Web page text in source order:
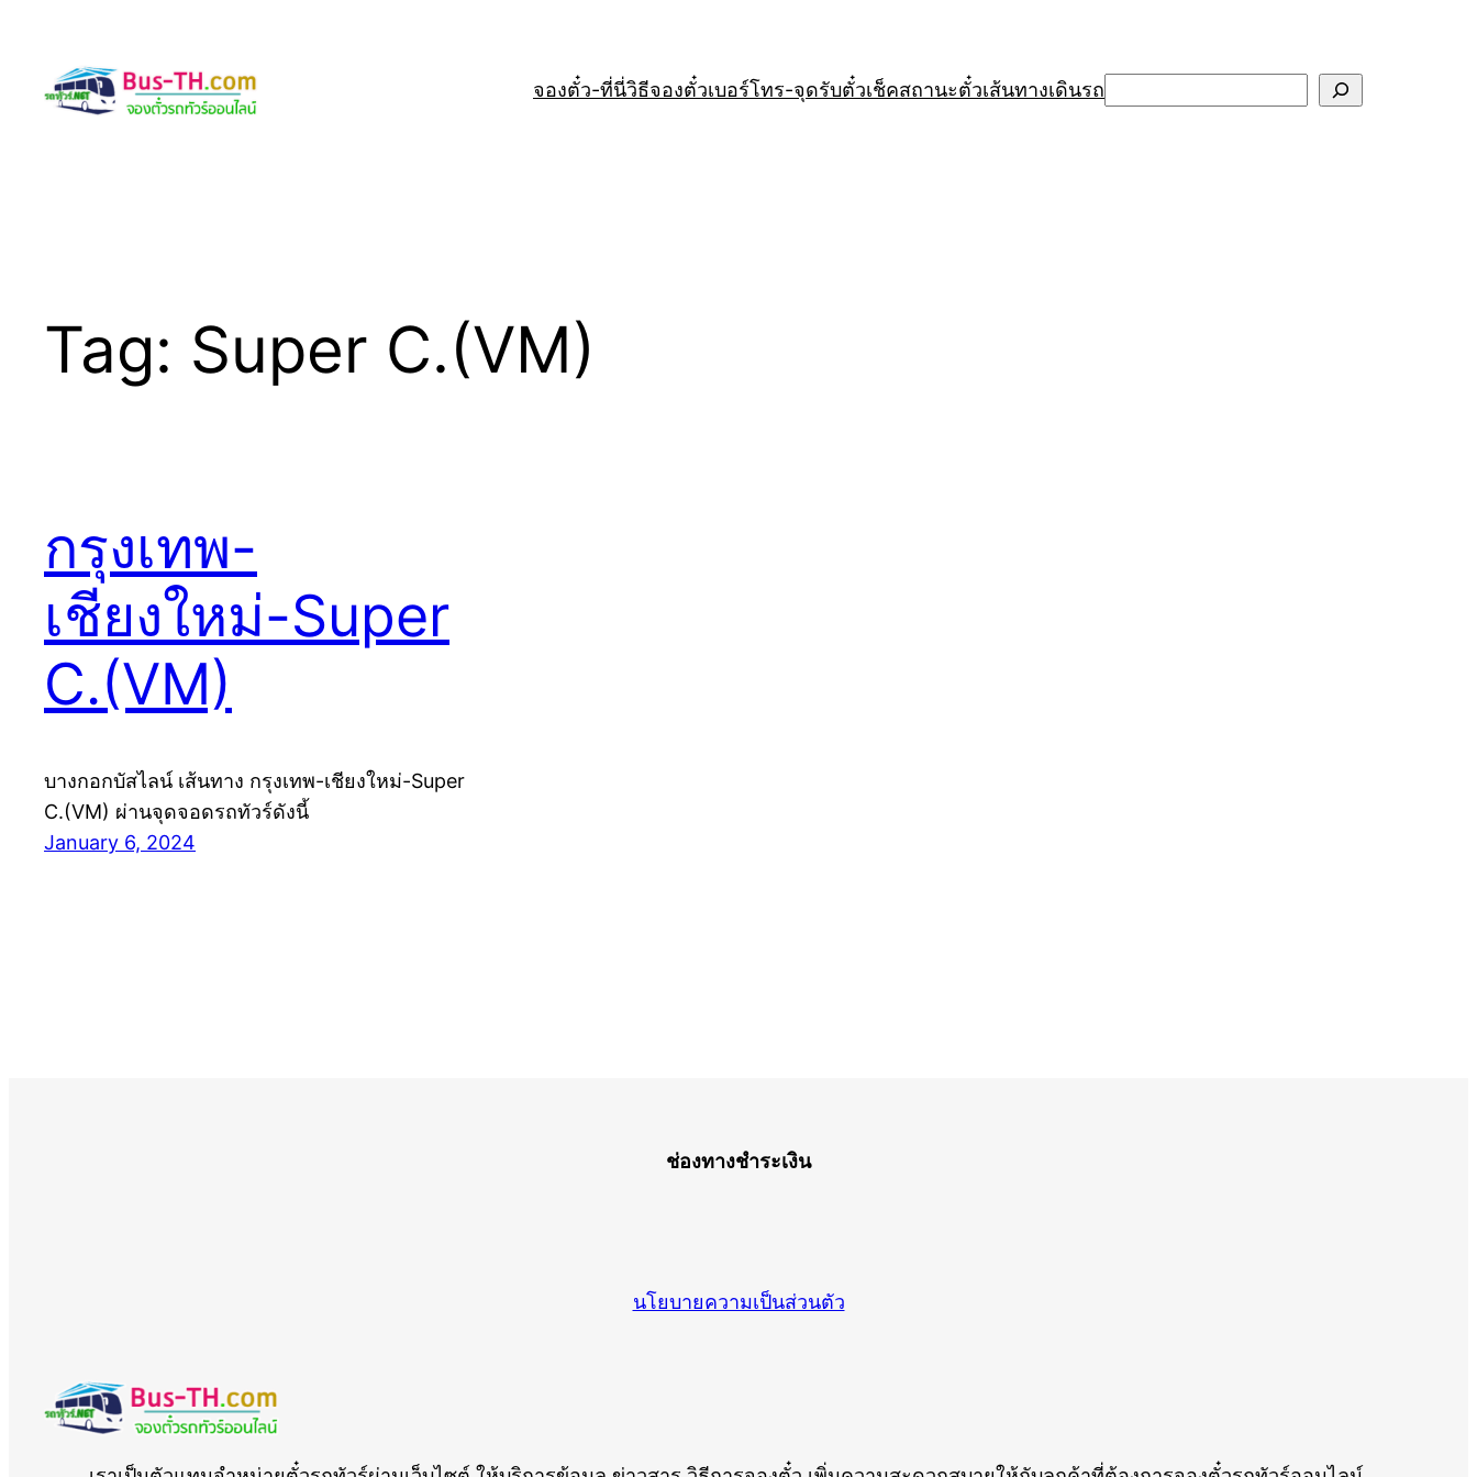
content
จองตั๋ว-ที่นี่วิธีจองตั๋วเบอร์โทร-จุดรับตั๋วเช็คสถานะตั๋วเส้นทางเดินรถ
Tag: Super C.(VM)
กรุงเทพ-
เชียงใหม่-Super
C.(VM)
บางกอกบัสไลน์ เส้นทาง กรุงเทพ-เชียงใหม่-Super
C.(VM) ผ่านจุดจอดรถทัวร์ดังนี้
January 6, 2024
ช่องทางชำระเงิน
นโยบายความเป็นส่วนตัว